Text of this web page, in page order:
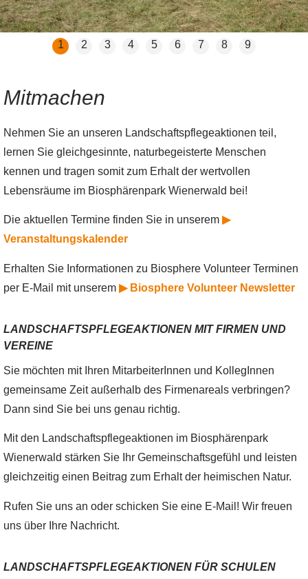
1 2 3 4 5 6 7 8 9
Mitmachen
Nehmen Sie an unseren Landschaftspflegeaktionen teil,
lernen Sie gleichgesinnte, naturbegeisterte Menschen
kennen und tragen somit zum Erhalt der wertvollen
Lebensräume im Biosphärenpark Wienerwald bei!
Die aktuellen Termine finden Sie in unserem ▶
Veranstaltungskalender
Erhalten Sie Informationen zu Biosphere Volunteer Terminen
per E-Mail mit unserem ▶ Biosphere Volunteer Newsletter
LANDSCHAFTSPFLEGEAKTIONEN MIT FIRMEN UND
VEREINE
Sie möchten mit Ihren MitarbeiterInnen und KollegInnen
gemeinsame Zeit außerhalb des Firmenareals verbringen?
Dann sind Sie bei uns genau richtig.
Mit den Landschaftspflegeaktionen im Biosphärenpark
Wienerwald stärken Sie Ihr Gemeinschaftsgefühl und leisten
gleichzeitig einen Beitrag zum Erhalt der heimischen Natur.
Rufen Sie uns an oder schicken Sie eine E-Mail! Wir freuen
uns über Ihre Nachricht.
LANDSCHAFTSPFLEGEAKTIONEN FÜR SCHULEN